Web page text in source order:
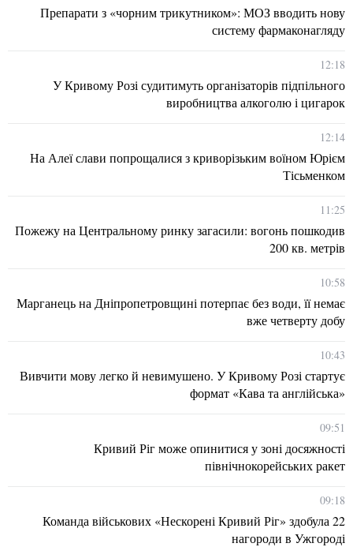
Препарати з «чорним трикутником»: МОЗ вводить нову
систему фармаконагляду
12:18
У Кривому Розі судитимуть організаторів підпільного
виробництва алкоголю і цигарок
12:14
На Алеї слави попрощалися з криворізьким воїном Юрієм
Тісьменком
11:25
Пожежу на Центральному ринку загасили: вогонь пошкодив
200 кв. метрів
10:58
Марганець на Дніпропетровщині потерпає без води, її немає
вже четверту добу
10:43
Вивчити мову легко й невимушено. У Кривому Розі стартує
формат «Кава та англійська»
09:51
Кривий Ріг може опинитися у зоні досяжності
північнокорейських ракет
09:18
Команда військових «Нескорені Кривий Ріг» здобула 22
нагороди в Ужгороді